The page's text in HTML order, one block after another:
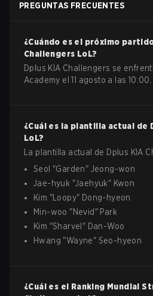
PREGUNTAS FRECUENTES
¿Cuándo es el próximo
Challengers LoL?
Dplus KIA Challengers se
Academy el 11 agosto a las 10:00.
¿Cuál es la plantilla actual de
LoL?
La plantilla actual de Dplus KIA
Seol "Garden" Jeong-won
Jae-hyuk "Jaehyuk" Kwon
Kim " Loopy" Dong-hyeon
Min-woo "Nevid " Park
Kim "Sharvel " Dan-Woo
Hwang "Wayne" Seo-hyeon
¿Cuál es el Ranking Mundial